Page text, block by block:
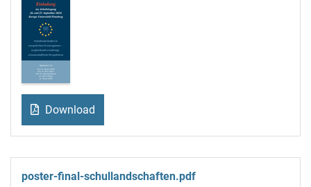
Download
poster-final-schullandschaften.pdf